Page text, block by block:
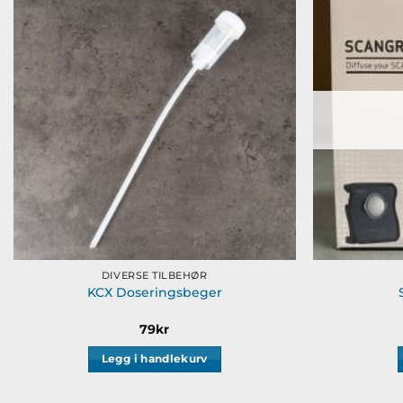
Legg til
ønskeliste
DIVERSE TILBEHØR
KCX Doseringsbeger
79kr
Legg i handlekurv